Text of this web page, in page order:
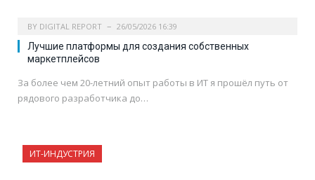
BY DIGITAL REPORT 26/05/2026 16:39
Лучшие платформы для создания собственных
маркетплейсов
За более чем 20-летний опыт работы в ИТ я прошёл путь от
рядового разработчика до…
ИТ-ИНДУСТРИЯ